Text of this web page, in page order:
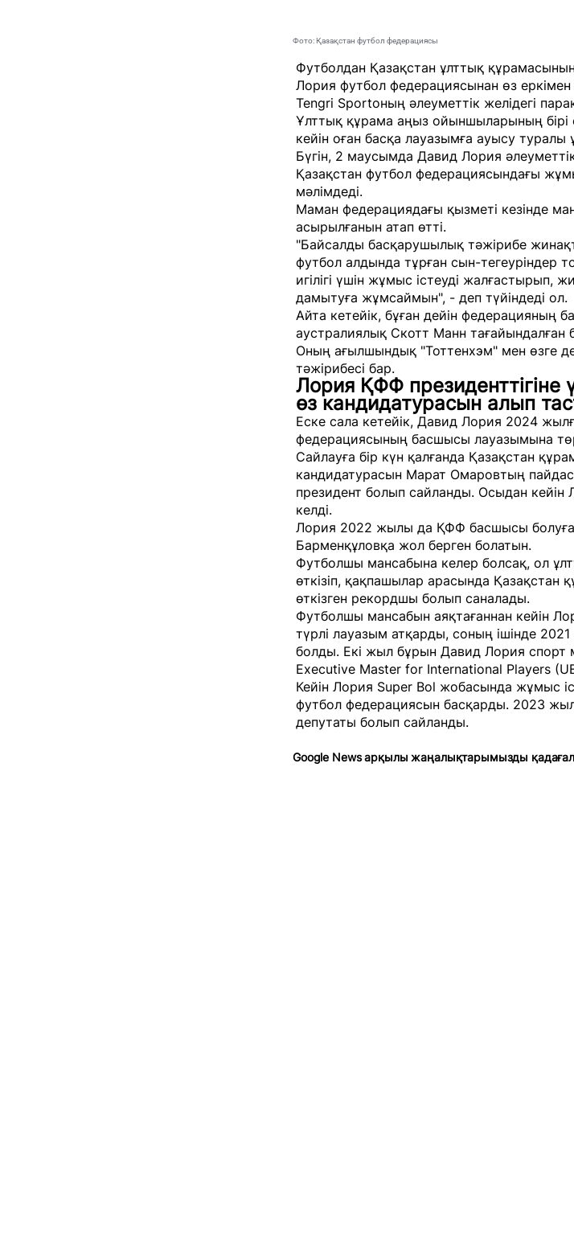
Фото: Қазақстан футбол федерациясы
Футболдан Қазақстан ұлттық
Лория футбол федерациясынан өз еркімен
Tengri Sportоның әлеуметтік желідегі
Ұлттық құрама аңыз ойыншыларының
кейін оған басқа лауазымға ауысу туралы
Бүгін, 2 маусымда Давид Лория
Қазақстан футбол федерациясындағы
мәлімдеді.
Маман федерациядағы қызметі кезінде
асырылғанын атап өтті.
"Байсалды басқарушылық тәжірибе
футбол алдында тұрған сын-тегеуріндер
игілігі үшін жұмыс істеуді жалғастырып,
дамытуға жұмсаймын", - деп түйіндеді ол.
Айта кетейік, бұған дейін федерацияның
аустралиялық Скотт Манн тағайындалған
Оның ағылшындық "Тоттенхэм" мен өзге
тәжірибесі бар.
Лория ҚФФ президенттігіне
өз кандидатурасын алып
Еске сала кетейік, Давид Лория 2024
федерациясының басшысы лауазымына
Сайлауға бір күн қалғанда Қазақстан
кандидатурасын Марат Омаровтың
президент болып сайланды. Осыдан
келді.
Лория 2022 жылы да ҚФФ басшысы болуға
Барменқұловқа жол берген болатын.
Футболшы мансабына келер болсақ, ол
өткізіп, қақпашылар арасында Қазақстан
өткізген рекордшы болып саналады.
Футболшы мансабын аяқтағаннан кейін
түрлі лауазым атқарды, соның ішінде
болды. Екі жыл бұрын Давид Лория спорт
Executive Master for International Players
Кейін Лория Super Bol жобасында жұмыс
футбол федерациясын басқарды. 2023
депутаты болып сайланды.
Google News арқылы жаңалықтарымызды